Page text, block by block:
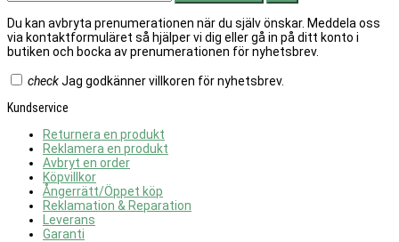
Du kan avbryta prenumerationen när du själv önskar. Meddela oss
via kontaktformuläret så hjälper vi dig eller gå in på ditt konto i
butiken och bocka av prenumerationen för nyhetsbrev.
checkJag godkänner villkoren för nyhetsbrev.
Kundservice
Returnera en produkt
Reklamera en produkt
Avbryt en order
Köpvillkor
Ångerrätt/Öppet köp
Reklamation & Reparation
Leverans
Garanti